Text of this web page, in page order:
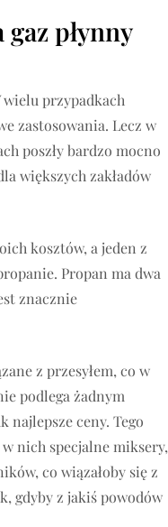
płynny
przypadkach
zastosowania. Lecz w
poszły bardzo mocno
większych zakładów
kosztów, a jeden z
Propan ma dwa
znacznie
z przesyłem, co w
podlega żadnym
najlepsze ceny. Tego
nich specjalne miksery,
co wiązałoby się z
gdyby z jakiś powodów